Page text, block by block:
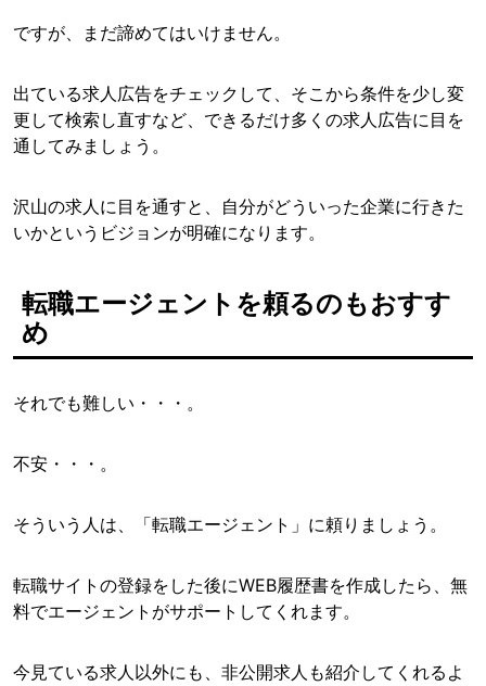
ですが、まだ諦めてはいけません。
出ている求人広告をチェックして、そこから条件を少し変
更して検索し直すなど、できるだけ多くの求人広告に目を
通してみましょう。
沢山の求人に目を通すと、自分がどういった企業に行きた
いかというビジョンが明確になります。
転職エージェントを頼るのもおすす
め
それでも難しい・・・。
不安・・・。
そういう人は、「転職エージェント」に頼りましょう。
転職サイトの登録をした後にWEB履歴書を作成したら、無
料でエージェントがサポートしてくれます。
今見ている求人以外にも、非公開求人も紹介してくれるよ